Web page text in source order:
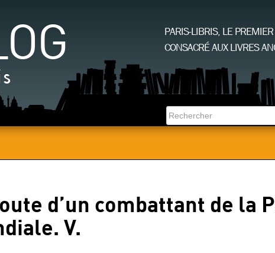
PARIS-LIBRIS, LE
CONSACRÉ AUX LIVRES
d’un combattant de la
V.